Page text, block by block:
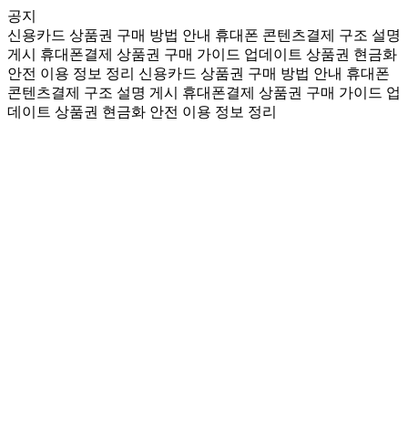
공지
신용카드 상품권 구매 방법 안내 휴대폰 콘텐츠결제 구조 설명
게시
휴대폰결제 상품권 구매 가이드 업데이트 상품권 현금화
안전 이용 정보 정리 신용카드 상품권 구매 방법 안내 휴대폰
콘텐츠결제 구조 설명 게시
휴대폰결제 상품권 구매 가이드 업
데이트 상품권 현금화 안전 이용 정보 정리